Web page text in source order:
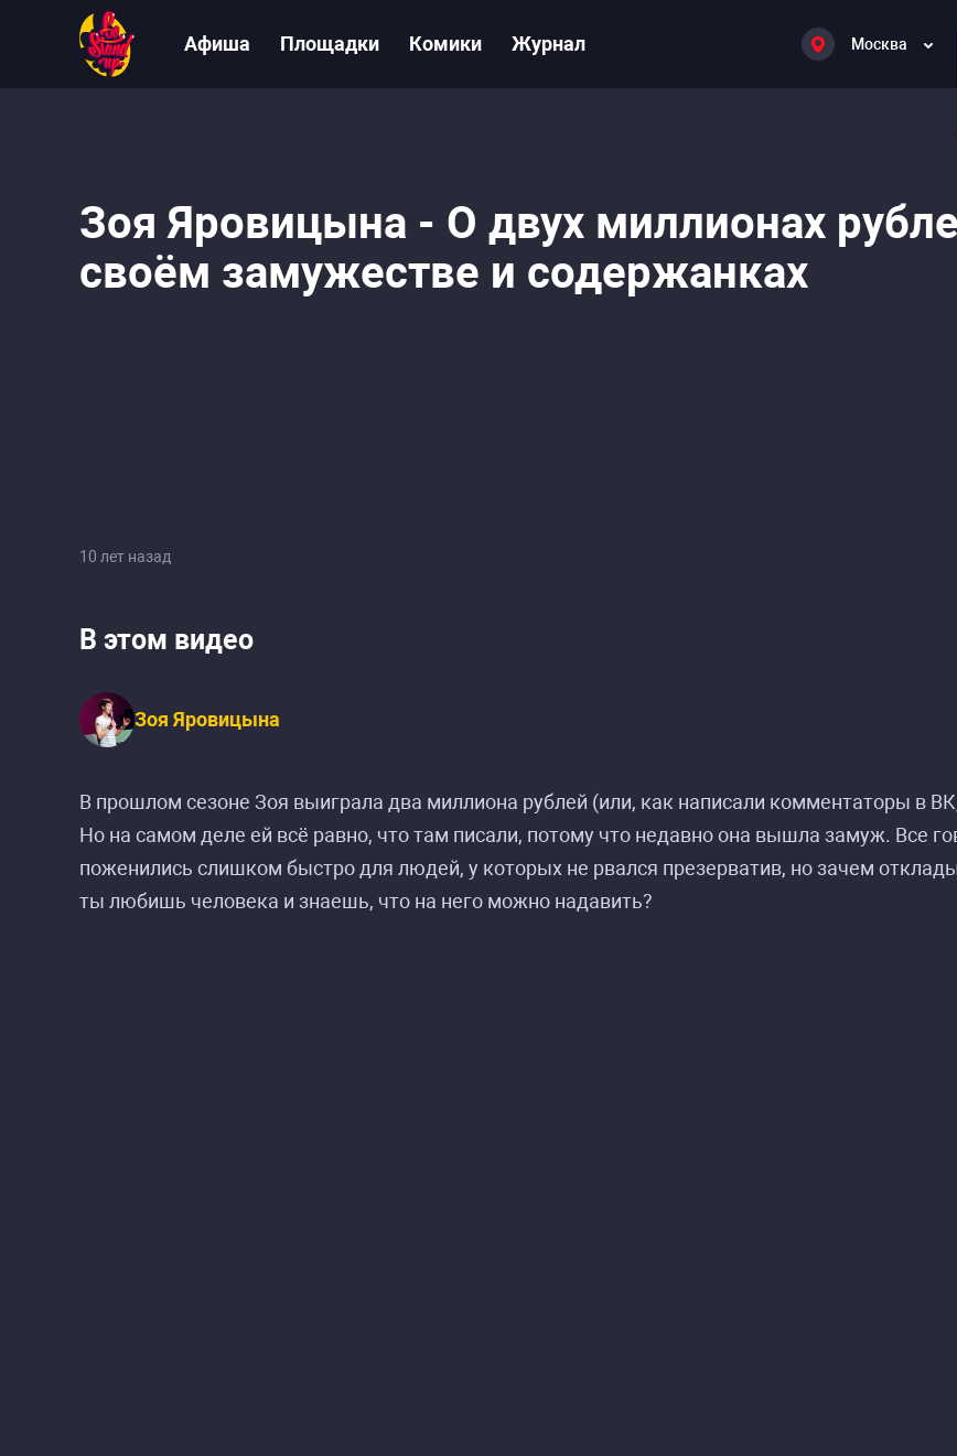
Афиша Площадки Комики Журнал Москва
Зоя Яровицына - О двух миллионах
своём замужестве и содержанках
10 лет назад
В этом видео
Зоя Яровицына
В прошлом сезоне Зоя выиграла два миллиона рублей (или, как написали комментаторы в
Но на самом деле ей всё равно, что там писали, потому что недавно она вышла замуж. Все
поженились слишком быстро для людей, у которых не рвался презерватив, но зачем
ты любишь человека и знаешь, что на него можно надавить?